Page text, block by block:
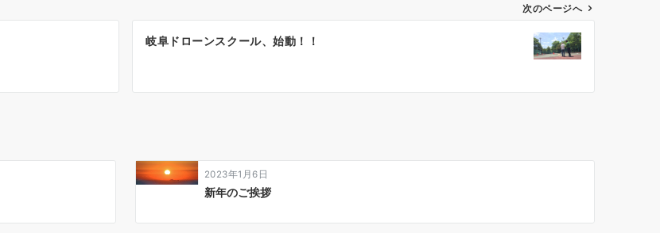
次のページへ
岐阜ドローンスクール、始動！！
2023年1月6日
新年のご挨拶